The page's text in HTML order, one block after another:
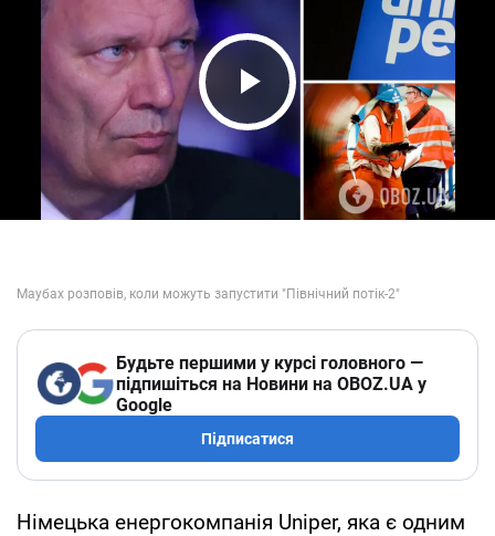
Play Video
Будьте першими у курсі головного —
підпишіться на Новини на OBOZ.UA у
Google
Підписатися
Німецька енергокомпанія Uniper, яка є одним